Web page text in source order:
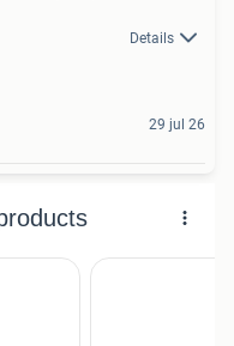
Details
29 jul 26